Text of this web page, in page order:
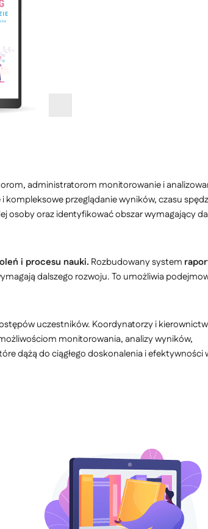
administratorom monitorowanie i
kompleksowe przeglądanie wyników, czasu
osoby oraz identyfikować obszar wymagający
i procesu nauki. Rozbudowany system
dalszego rozwoju. To umożliwia
uczestników. Koordynatorzy i
monitorowania, analizy wyników,
dążą do ciągłego doskonalenia i efektywności